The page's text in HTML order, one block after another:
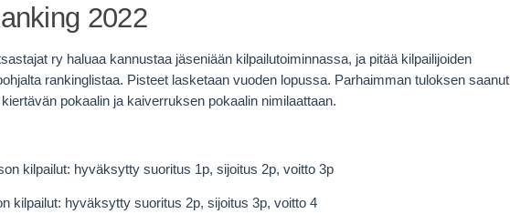
2022
ry haluaa kannustaa jäseniään kilpailutoiminnassa, ja pitää kilpailijoiden
rankinglistaa. Pisteet lasketaan vuoden lopussa. Parhaimman tuloksen saanut
pokaalin ja kaiverruksen pokaalin nimilaattaan.
kilpailut: hyväksytty suoritus 1p, sijoitus 2p, voitto 3p
kilpailut: hyväksytty suoritus 2p, sijoitus 3p, voitto 4